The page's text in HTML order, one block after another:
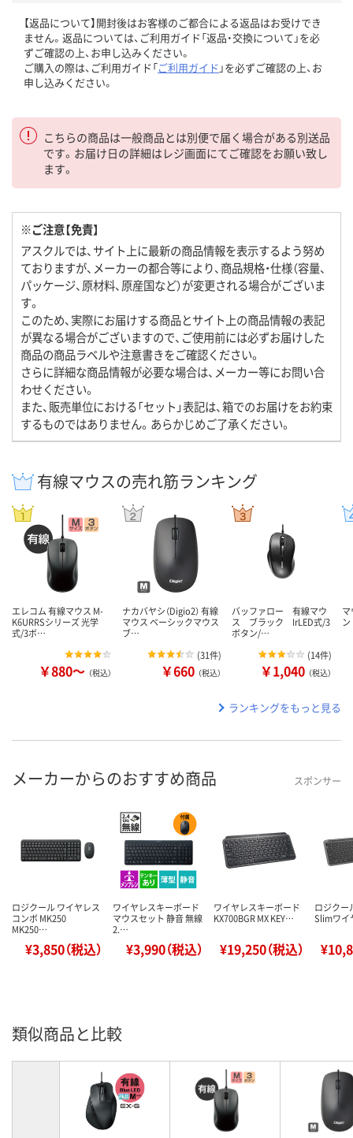
【返品について】開封後はお客様のご都合による返品はお受けでき
ません。返品については、ご利用ガイド「返品・交換について」を必
ずご確認の上、お申し込みください。
ご購入の際は、ご利用ガイド「ご利用ガイド 」を必ずご確認の上、お
申し込みください。
こちらの商品は一般商品とは別便で届く場合がある別送品
です。お届け日の詳細はレジ画面にてご確認をお願い致し
ます。
※ご注意【免責】
アスクルでは、サイト上に最新の商品情報を表示するよう努め
ておりますが、メーカーの都合等により、商品規格・仕様（容量、
パッケージ、原材料、原産国など）が変更される場合がございま
す。
このため、実際にお届けする商品とサイト上の商品情報の表記
が異なる場合がございますので、ご使用前には必ずお届けした
商品の商品ラベルや注意書きをご確認ください。
さらに詳細な商品情報が必要な場合は、メーカー等にお問い合
わせください。
また、販売単位における「セット」表記は、箱でのお届けをお約束
するものではありません。あらかじめご了承ください。
有線マウスの売れ筋ランキング
エレコム 有線マウス M-
K6URRSシリーズ 光学
式/3ボ…
￥880～ （税込）
ナカバヤシ（Digio2） 有線
マウス ベーシックマウス
ブ…
(31件)
￥660 （税込）
バッファロー 有線マウ
ス ブラック IrLED式/3
ボタン/…
(14件)
￥1,040 （税込）
ランキングをもっと見る
メーカーからのおすすめ商品 スポンサー
ロジクール ワイヤレス
コンボ MK250
MK250…
¥3,850（税込）
ワイヤレスキーボード
マウスセット 静音 無線
2.…
¥3,990（税込）
ワイヤレスキーボード
KX700BGR MX KEY…
¥19,250（税込）
ロジクー
Slimワ
類似商品と比較